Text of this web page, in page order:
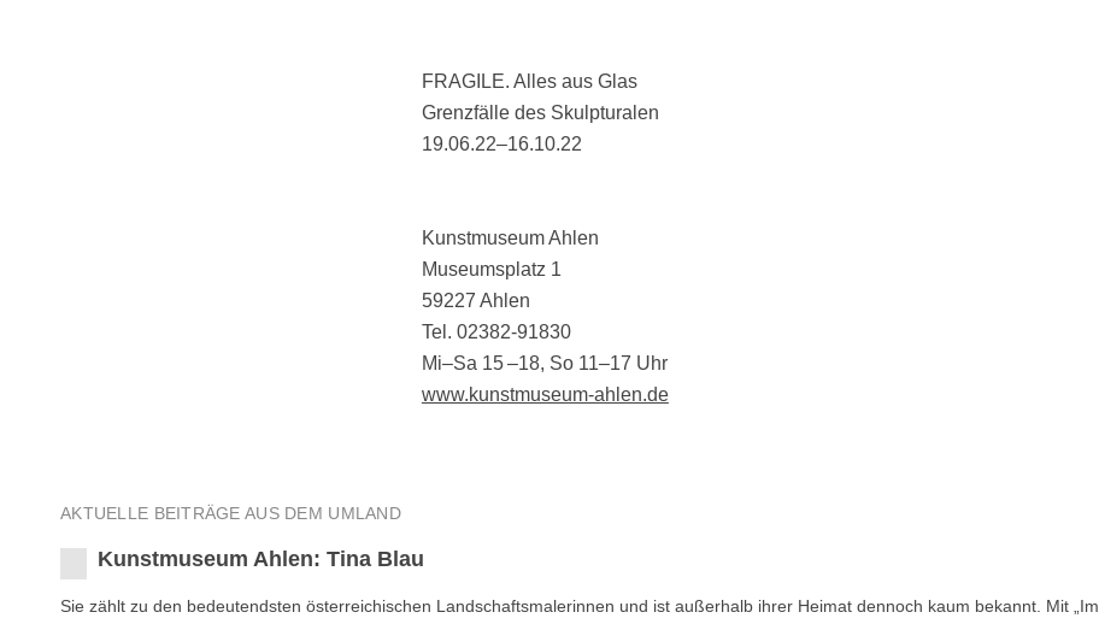
FRAGILE. Alles aus Glas
Grenzfälle des Skulpturalen
19.06.22–16.10.22
Kunstmuseum Ahlen
Museumsplatz 1
59227 Ahlen
Tel. 02382-91830
Mi–Sa 15 –18, So 11–17 Uhr
www.kunstmuseum-ahlen.de
AKTUELLE BEITRÄGE AUS DEM UMLAND
Kunstmuseum Ahlen: Tina Blau
Sie zählt zu den bedeutendsten österreichischen Landschaftsmalerinnen und ist außerhalb ihrer Heimat dennoch kaum bekannt. Mit „Im